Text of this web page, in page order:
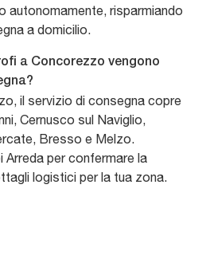
autonomamente, risparmiando
a domicilio.
a Concorezzo vengono
il servizio di consegna copre
Cernusco sul Naviglio,
Bresso e Melzo.
per confermare la
logistici per la tua zona.